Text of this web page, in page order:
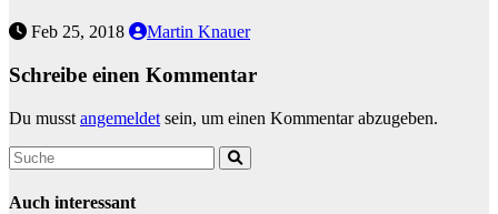
Feb 25, 2018 Martin Knauer
Schreibe einen Kommentar
Du musst angemeldet sein, um einen Kommentar abzugeben.
Auch interessant